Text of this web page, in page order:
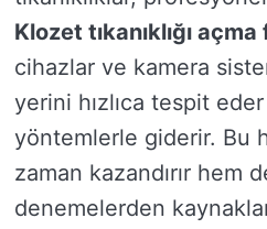
Klozet tıkanıklığı
cihazlar ve kamera
yerini hızlıca tespit
yöntemlerle giderir. Bu
zaman kazandırır hem
denemelerden